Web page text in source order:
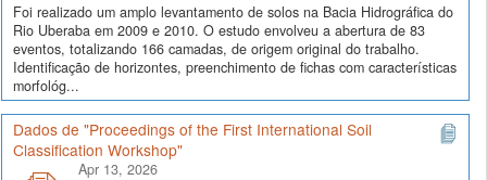
Foi realizado um amplo levantamento de solos na Bacia Hidrográfica do
Rio Uberaba em 2009 e 2010. O estudo envolveu a abertura de 83
eventos, totalizando 166 camadas, de origem original do trabalho.
Identificação de horizontes, preenchimento de fichas com características
morfológ...
Dados de "Proceedings of the First International Soil
Classification Workshop"
Apr 13, 2026